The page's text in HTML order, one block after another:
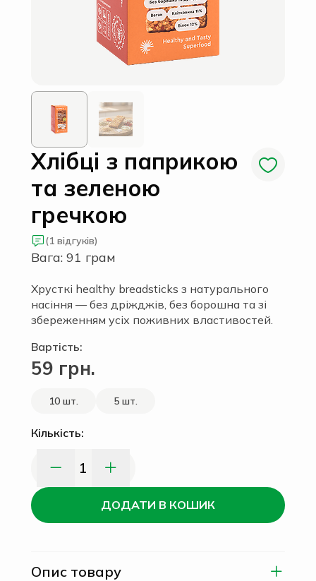
Хлібці з паприкою
та зеленою
гречкою
(1 відгуків)
Вага: 91 грам
Хрусткі healthy breadsticks з натурального
насіння — без дріжджів, без борошна та зі
збереженням усіх поживних властивостей.
Вартість:
59 грн.
10 шт. 5 шт.
Кількість:
1
ДОДАТИ В КОШИК
Опис товару